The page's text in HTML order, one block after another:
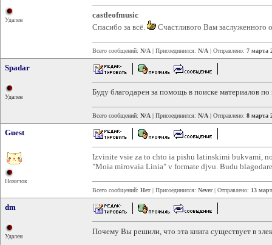
Удален
castleofmusic
Спасибо за всё.
Счастливого Вам заслуженного
Всего сообщений: N/A | Присоединился: N/A | Отправлено: 7 марта
Spadar
Удален
Буду благодарен за помощь в поиске материалов
Всего сообщений: N/A | Присоединился: N/A | Отправлено: 8 марта
Guest
Новичок
Izvinite vsie za to chto ia pishu latinskimi bukvami,
"Moia mirovaia Linia" v formate djvu. Budu
Всего сообщений: Нет | Присоединился: Never| Отправлено: 13
dm
Удален
Почему Вы решили, что эта книга существует в